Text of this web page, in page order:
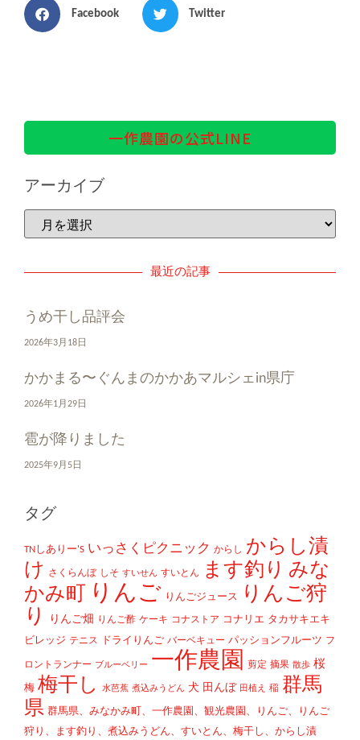
Facebook Twitter
一作農園の公式LINE
アーカイブ
最近の記事
うめ干し品評会
2026年3月18日
かかまる〜ぐんまのかかあマルシェin県庁
2026年1月29日
雹が降りました
2025年9月5日
タグ
TNしありー'S いっさくピクニック からし からし漬
け
さくらんぼ しそ すいせん すいとん ます釣り みな
かみ町
りんご りんごジュース
りんご狩
り
りんご畑 りんご酢 ケーキ コナストア コナリエ タカサキエキ
ビレッジ テニス ドライりんご バーベキュー パッションフルーツ フ
ロントランナー ブルーベリー 一作農園 剪定 摘果 散歩 桜
梅 梅干し 水芭蕉 煮込みうどん 犬 田んぼ 田植え 稲 群馬
県 群馬県、みなかみ町、一作農園、観光農園、りんご、りんご
狩り、ます釣り、煮込みうどん、すいとん、梅干し、からし漬